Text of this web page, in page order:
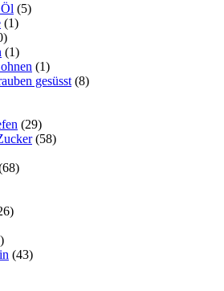
(5)
(1)
(1)
(1)
gesüsst (8)
(29)
(58)
(43)